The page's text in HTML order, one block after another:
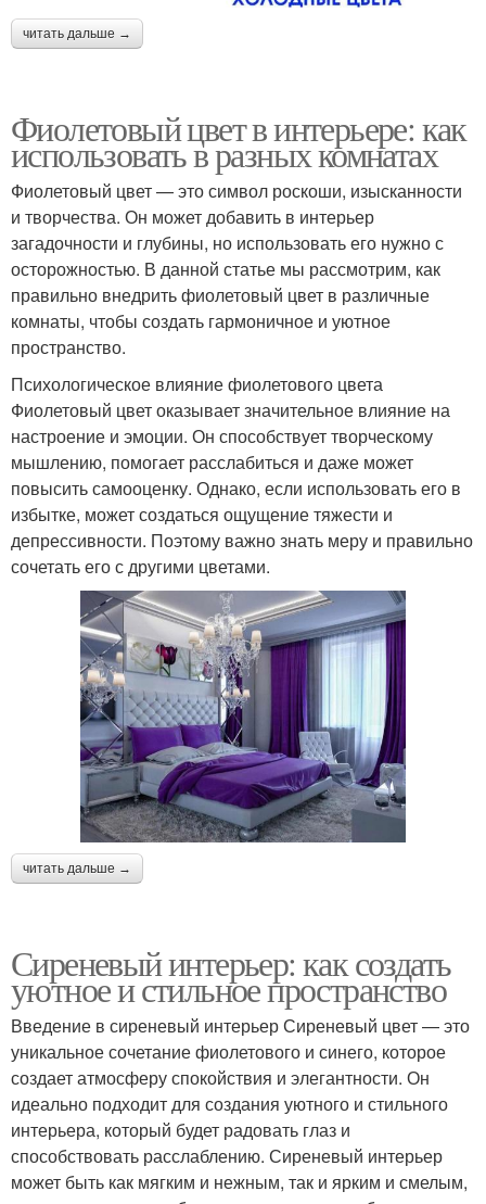
читать дальше →
Фиолетовый цвет в интерьере: как
использовать в разных комнатах
Фиолетовый цвет — это символ роскоши, изысканности
и творчества. Он может добавить в интерьер
загадочности и глубины, но использовать его нужно с
осторожностью. В данной статье мы рассмотрим, как
правильно внедрить фиолетовый цвет в различные
комнаты, чтобы создать гармоничное и уютное
пространство.
Психологическое влияние фиолетового цвета
Фиолетовый цвет оказывает значительное влияние на
настроение и эмоции. Он способствует творческому
мышлению, помогает расслабиться и даже может
повысить самооценку. Однако, если использовать его в
избытке, может создаться ощущение тяжести и
депрессивности. Поэтому важно знать меру и правильно
сочетать его с другими цветами.
читать дальше →
Сиреневый интерьер: как создать
уютное и стильное пространство
Введение в сиреневый интерьер Сиреневый цвет — это
уникальное сочетание фиолетового и синего, которое
создает атмосферу спокойствия и элегантности. Он
идеально подходит для создания уютного и стильного
интерьера, который будет радовать глаз и
способствовать расслаблению. Сиреневый интерьер
может быть как мягким и нежным, так и ярким и смелым,